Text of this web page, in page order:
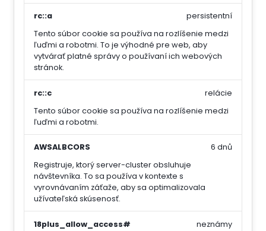
rc::a
Tento súbor cookie sa používa na rozlíšenie medzi
ľuďmi a robotmi. To je výhodné pre web, aby
vytvárať platné správy o používaní ich webových
stránok.
persistentní
rc::c
Tento súbor cookie sa používa na rozlíšenie medzi
ľuďmi a robotmi.
relácie
AWSALBCORS
Registruje, ktorý server-cluster obsluhuje
návštevníka. To sa používa v kontexte s
vyrovnávaním záťaže, aby sa optimalizovala
užívateľská skúsenosť.
6 dnů
18plus_allow_access#
neznámy